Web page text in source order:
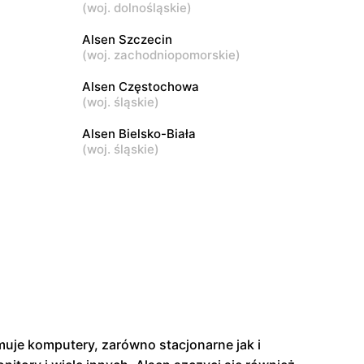
Nasielsk, ul. Św. Wojciecha 3
Alsen
Sochaczewskiego 4 40
(woj. dolnośląskie)
Alsen Szczecin
(woj. zachodniopomorskie)
Alsen Częstochowa
(woj. śląskie)
Alsen Bielsko-Biała
(woj. śląskie)
komputery, zarówno stacjonarne jak i